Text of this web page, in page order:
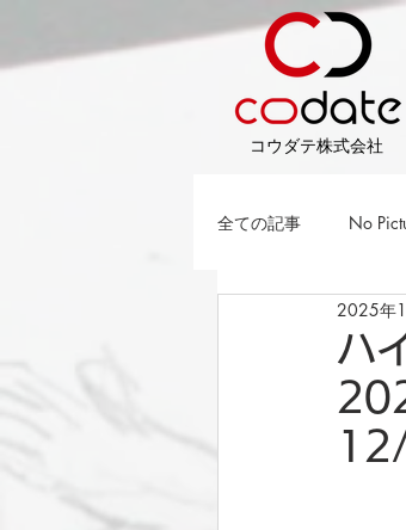
​コウダテ株式会社
全ての記事 No
ハ
2025年